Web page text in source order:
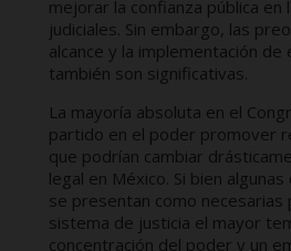
mejorar la confianza pública en
judiciales. Sin embargo, las
alcance y la implementación
también son significativas.
La mayoría absoluta en el
partido en el poder promover
que podrían cambiar
legal en México. Si bien
se presentan como necesarias
sistema de justicia el mayor
concentración del poder y un